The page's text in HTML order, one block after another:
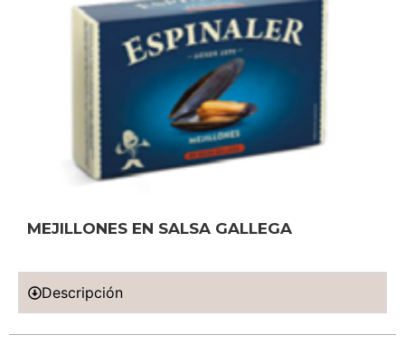
MEJILLONES EN SALSA GALLEGA
Descripción